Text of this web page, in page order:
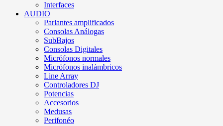
Interfaces
AUDIO
Parlantes amplificados
Consolas Análogas
SubBajos
Consolas Digitales
Micrófonos normales
Micrófonos inalámbricos
Line Array
Controladores DJ
Potencias
Accesorios
Medusas
Perifonéo